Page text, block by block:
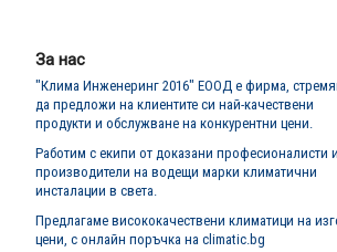
За нас
"Клима Инженеринг 2016" ЕООД е фирма,
да предложи на клиентите си най-качествени
продукти и обслужване на конкурентни цени.
Работим с екипи от доказани професионалисти и
производители на водещи марки климатични
инсталации в света.
Предлагаме висококачествени климатици на
цени, с онлайн поръчка на climatic.bg